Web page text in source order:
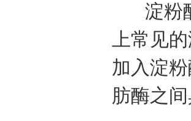
淀粉酶
上常见
加入淀
肪酶之